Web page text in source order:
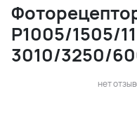
P1005/1505/
3010/3250/
нет